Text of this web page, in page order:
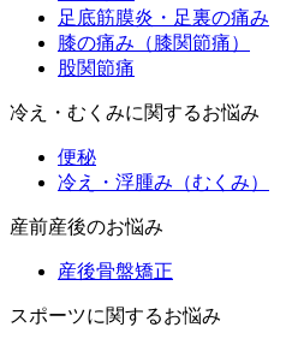
足底筋膜炎・足裏の痛み
膝の痛み（膝関節痛）
股関節痛
冷え・むくみに関するお悩み
便秘
冷え・浮腫み（むくみ）
産前産後のお悩み
産後骨盤矯正
スポーツに関するお悩み